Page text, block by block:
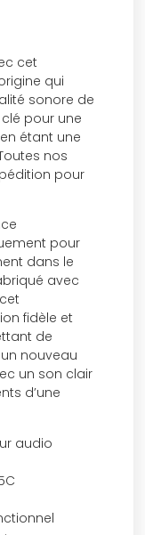
cet
qui
sonore de
pour une
étant une
nos
pour
pour
dans le
avec
fidèle et
de
nouveau
un son clair
d’une
audio